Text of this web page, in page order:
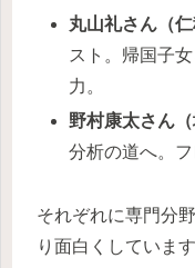
丸山礼さん（仁
スト。帰国子
力。
野村康太さん（
分析の道へ。フ
それぞれに専門分
り面白くしています